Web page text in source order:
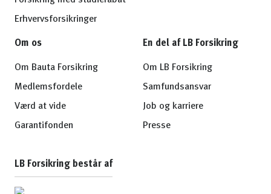
Erhvervsforsikringer
Om os
Om Bauta Forsikring
Medlemsfordele
Værd at vide
Garantifonden
En del af LB Forsikring
Om LB Forsikring
Samfundsansvar
Job og karriere
Presse
LB Forsikring består af